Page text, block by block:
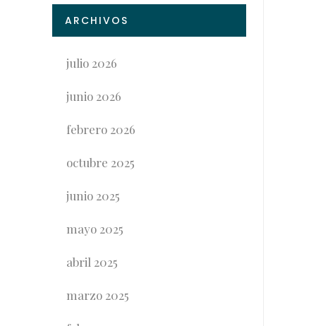
ARCHIVOS
julio 2026
junio 2026
febrero 2026
octubre 2025
junio 2025
mayo 2025
abril 2025
marzo 2025